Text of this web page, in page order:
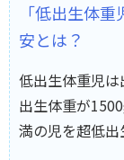
「低出生体
安とは？
低出生体重児
出生体重が
満の児を超低